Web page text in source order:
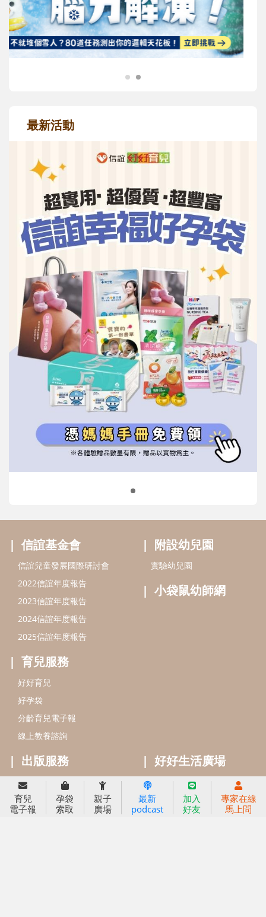
信誼基金會
2022信誼年度報告
2023信誼年度報告
2024信誼年度報告
好孕袋
分齡育兒電子報
線上教養諮詢
附設幼兒園
小袋鼠幼師網
出版服務
信誼基金出版社
閱讀推廣
Bookstart閱讀起步走
信誼幼兒文學獎
信誼兒童動畫獎
小袋鼠說故事劇團
service@hsin-yi.org.tw
信誼好好育兒
小太陽親子館
小太陽親子書房
(02)2396-5305轉2345 (週一～週五 9:00～18:00)
育兒
電子報
孕袋
索取
親子
廣場
最新
podcast
加入
好友
專家在線
馬上問